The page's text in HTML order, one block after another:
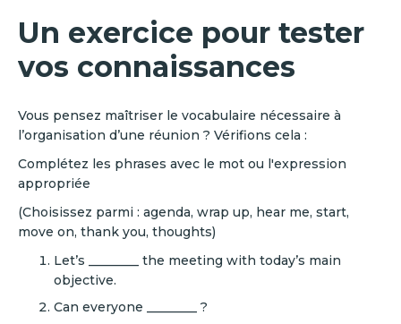
Un exercice pour tester
vos connaissances
Vous pensez maîtriser le vocabulaire nécessaire à
l’organisation d’une réunion ? Vérifions cela :
Complétez les phrases avec le mot ou l'expression
appropriée
(Choisissez parmi : agenda, wrap up, hear me, start,
move on, thank you, thoughts)
Let’s ________ the meeting with today’s main
objective.
Can everyone ________ ?